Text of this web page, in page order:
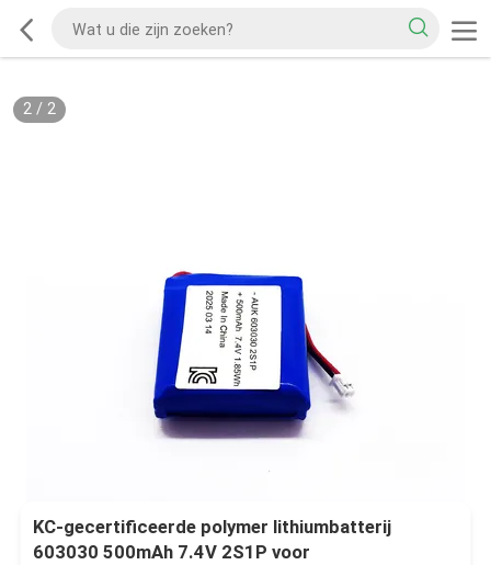
2/ 2
KC-gecertificeerde polymer lithiumbatterij
603030 500mAh 7.4V 2S1P voor